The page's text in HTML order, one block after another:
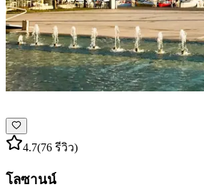
4.7(76 รีวิว)
โลซานน์